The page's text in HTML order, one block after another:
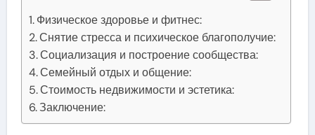
Физическое здоровье и фитнес:
Снятие стресса и психическое благополучие:
Социализация и построение сообщества:
Семейный отдых и общение:
Стоимость недвижимости и эстетика:
Заключение: